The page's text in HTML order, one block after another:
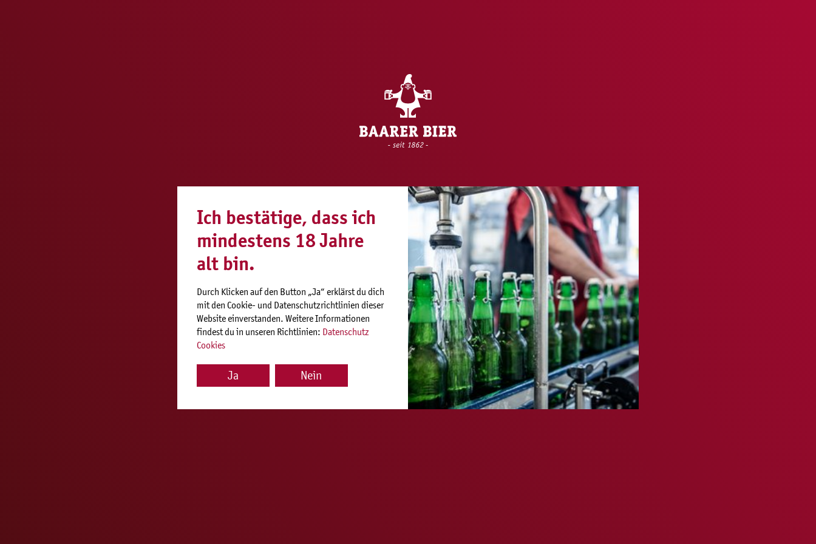
Ich bestätige, dass ich
mindestens 18 Jahre
alt bin.
Durch Klicken auf den Button „Ja“ erklärst du dich
mit den Cookie- und Datenschutzrichtlinien dieser
Website einverstanden. Weitere Informationen
findest du in unseren Richtlinien: Datenschutz
Cookies
Ja Nein